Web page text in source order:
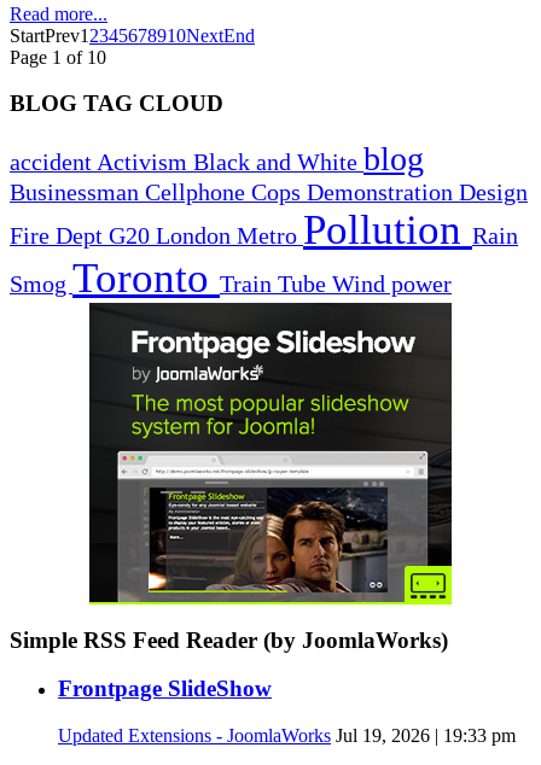
Read more...
StartPrev1 2345678910NextEnd
Page 1 of 10
BLOG TAG CLOUD
accident Activism Black and White blog
Businessman Cellphone Cops Demonstration Design
Fire Dept G20 London Metro Pollution Rain
Smog Toronto Train Tube Wind power
Simple RSS Feed Reader (by JoomlaWorks)
Frontpage SlideShow
Updated Extensions - JoomlaWorks Jul 19, 2026 | 19:33 pm